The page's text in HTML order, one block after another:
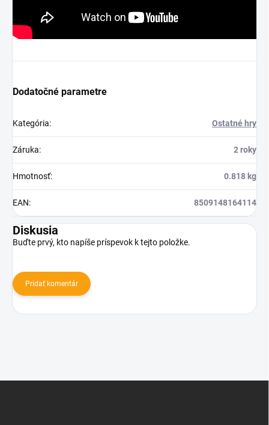
Dodatočné parametre
Kategória: Ostatné hry
Záruka: 2 roky
Hmotnosť: 0.818 kg
EAN: 8509148164114
Diskusia
Buďte prvý, kto napíše príspevok k tejto položke.
Pridať komentár